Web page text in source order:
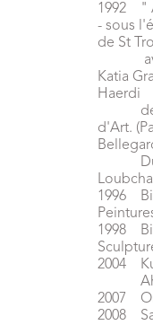
1992 "
- sous
de St
avec
Katia
Haerdi
de
d'Art.
1996
1998
2004
Ahoy
2007
2008